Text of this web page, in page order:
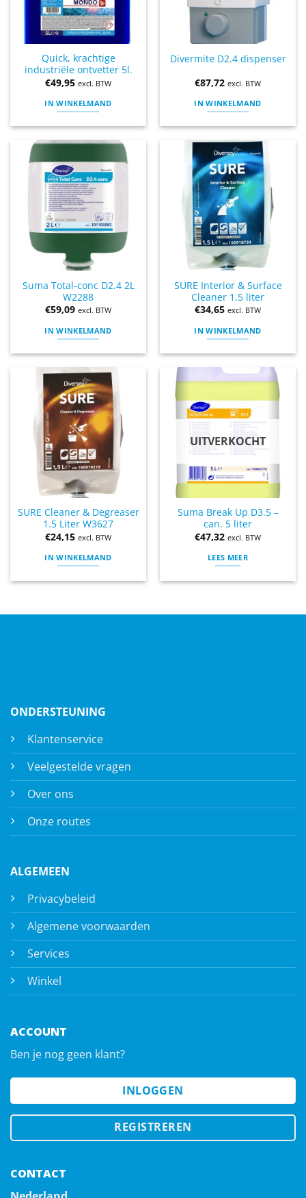
Quick, krachtige
industriële ontvetter 5l.
€49,95 excl. BTW
IN WINKELMAND
Divermite D2.4 dispenser
€87,72 excl. BTW
IN WINKELMAND
Suma Total-conc D2.4 2L
W2288
€59,09 excl. BTW
IN WINKELMAND
SURE Interior & Surface
Cleaner 1,5 liter
€34,65 excl. BTW
IN WINKELMAND
SURE Cleaner & Degreaser
1.5 Liter W3627
€24,15 excl. BTW
IN WINKELMAND
UITVERKOCHT
Suma Break Up D3.5 –
can. 5 liter
€47,32 excl. BTW
LEES MEER
ONDERSTEUNING
Klantenservice
Veelgestelde vragen
Over ons
Onze routes
ALGEMEEN
Privacybeleid
Algemene voorwaarden
Services
Winkel
ACCOUNT
Ben je nog geen klant?
INLOGGEN
REGISTREREN
CONTACT